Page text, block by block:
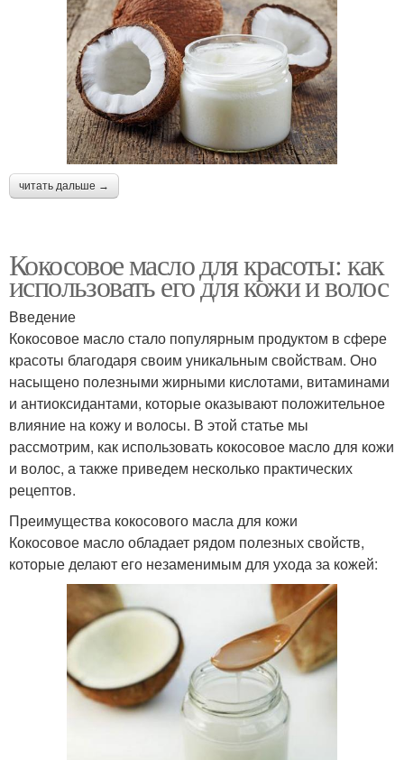
читать дальше →
Кокосовое масло для красоты: как
использовать его для кожи и волос
Введение
Кокосовое масло стало популярным продуктом в сфере
красоты благодаря своим уникальным свойствам. Оно
насыщено полезными жирными кислотами, витаминами
и антиоксидантами, которые оказывают положительное
влияние на кожу и волосы. В этой статье мы
рассмотрим, как использовать кокосовое масло для кожи
и волос, а также приведем несколько практических
рецептов.
Преимущества кокосового масла для кожи
Кокосовое масло обладает рядом полезных свойств,
которые делают его незаменимым для ухода за кожей: